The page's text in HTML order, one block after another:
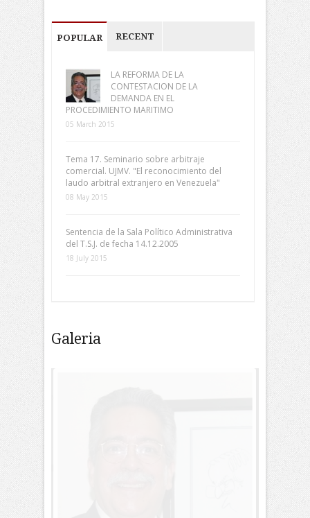
POPULAR RECENT
LA REFORMA DE LA
CONTESTACION DE LA
DEMANDA EN EL
PROCEDIMIENTO MARITIMO
05 March 2015
Tema 17. Seminario sobre arbitraje
comercial. UJMV. "El reconocimiento del
laudo arbitral extranjero en Venezuela"
08 May 2015
Sentencia de la Sala Político Administrativa
del T.S.J. de fecha 14.12.2005
18 July 2015
Galeria